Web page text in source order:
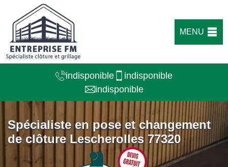
MENU
indisponible
indisponible
indisponible
Spécialiste en pose et changement
de clôture Lescherolles 77320